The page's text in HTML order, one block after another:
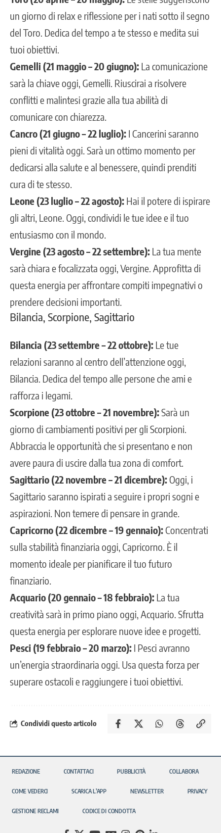
un giorno di relax e riflessione per i nati sotto il segno
del Toro. Dedica del tempo a te stesso e medita sui
tuoi obiettivi.
Gemelli (21 maggio – 20 giugno): La comunicazione
sarà la chiave oggi, Gemelli. Riuscirai a risolvere
conflitti e malintesi grazie alla tua abilità di
comunicare con chiarezza.
Cancro (21 giugno – 22 luglio): I Cancerini saranno
pieni di vitalità oggi. Sarà un ottimo momento per
dedicarsi alla salute e al benessere, quindi prenditi
cura di te stesso.
Leone (23 luglio – 22 agosto): Hai il potere di ispirare
gli altri, Leone. Oggi, condividi le tue idee e il tuo
entusiasmo con il mondo.
Vergine (23 agosto – 22 settembre): La tua mente
sarà chiara e focalizzata oggi, Vergine. Approfitta di
questa energia per affrontare compiti impegnativi o
prendere decisioni importanti.
Bilancia, Scorpione, Sagittario
Bilancia (23 settembre – 22 ottobre): Le tue
relazioni saranno al centro dell’attenzione oggi,
Bilancia. Dedica del tempo alle persone che ami e
rafforza i legami.
Scorpione (23 ottobre – 21 novembre):Sarà un
giorno di cambiamenti positivi per gli Scorpioni.
Abbraccia le opportunità che si presentano e non
avere paura di uscire dalla tua zona di comfort.
Sagittario (22 novembre – 21 dicembre):Oggi, i
Sagittario saranno ispirati a seguire i propri sogni e
aspirazioni. Non temere di pensare in grande.
Capricorno (22 dicembre – 19 gennaio):Concentrati
sulla stabilità finanziaria oggi, Capricorno. È il
momento ideale per pianificare il tuo futuro
finanziario.
Acquario (20 gennaio – 18 febbraio): La tua
creatività sarà in primo piano oggi, Acquario. Sfrutta
questa energia per esplorare nuove idee e progetti.
Pesci (19 febbraio – 20 marzo): I Pesci avranno
un’energia straordinaria oggi. Usa questa forza per
superare ostacoli e raggiungere i tuoi obiettivi.
Condividi questo articolo
REDAZIONE CONTATTACI PUBBLICITÀ COLLABORA
COME VEDERCI SCARICA L’APP NEWSLETTER PRIVACY
GESTIONE RECLAMI CODICE DI CONDOTTA